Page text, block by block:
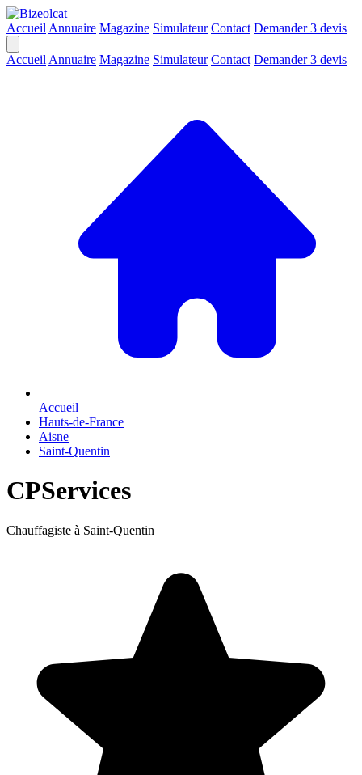
Accueil Annuaire Magazine Simulateur Contact Demander 3 devis
Accueil Annuaire Magazine Simulateur Contact Demander 3 devis
Accueil
Hauts-de-France
Aisne
Saint-Quentin
CPServices
Chauffagiste à Saint-Quentin